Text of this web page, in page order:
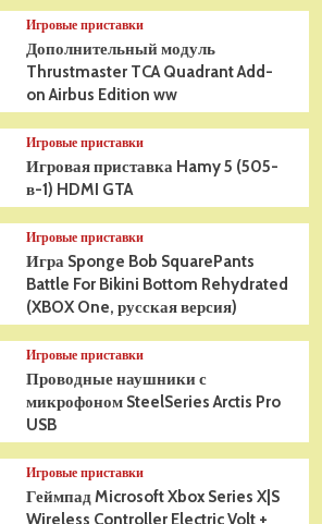
Игровые приставки
Дополнительный модуль
Thrustmaster TCA Quadrant Add-
on Airbus Edition ww
Игровые приставки
Игровая приставка Hamy 5 (505-
в-1) HDMI GTA
Игровые приставки
Игра Sponge Bob SquarePants
Battle For Bikini Bottom Rehydrated
(XBOX One, русская версия)
Игровые приставки
Проводные наушники с
микрофоном SteelSeries Arctis Pro
USB
Игровые приставки
Геймпад Microsoft Xbox Series X|S
Wireless Controller Electric Volt +